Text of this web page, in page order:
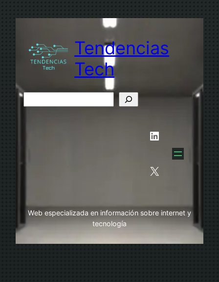
Tendencias
Tech
B
LinkedIn
X
Web especializada en información sobre internet y
tecnología